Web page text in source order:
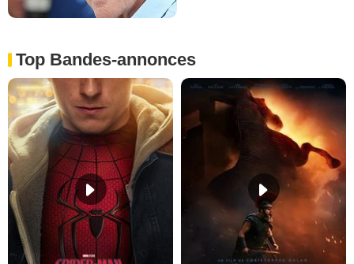
Top Bandes-annonces